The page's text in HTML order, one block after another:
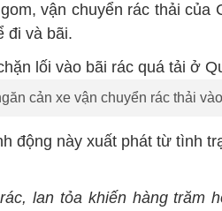
vận chuyển rác thải của
đi và bãi.
cản xe vận chuyển rác thải
động này xuất phát từ tình
lan tỏa khiến hàng trăm